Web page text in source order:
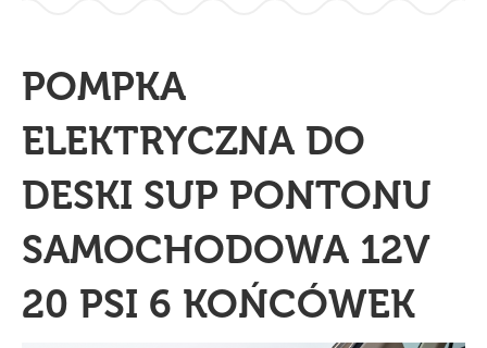
POMPKA
ELEKTRYCZNA DO
DESKI SUP PONTONU
SAMOCHODOWA 12V
20 PSI 6 KOŃCÓWEK